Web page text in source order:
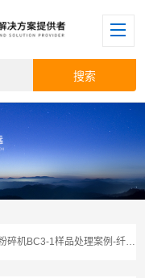
1样品处理案例-纤维性中药甘草的粉碎